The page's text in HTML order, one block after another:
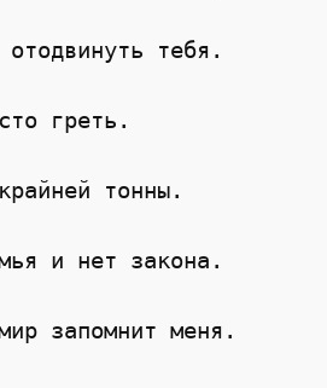
тебя.
греть.
тонны.
и нет закона.
запомнит меня.